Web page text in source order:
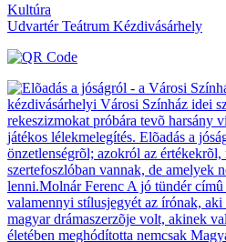
Kultúra
Udvartér Teátrum Kézdivásárhely